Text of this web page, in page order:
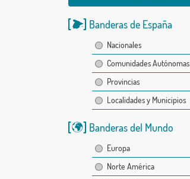
Banderas de España
Nacionales
Comunidades Autónomas
Provincias
Localidades y Municipios
Banderas del Mundo
Europa
Norte América